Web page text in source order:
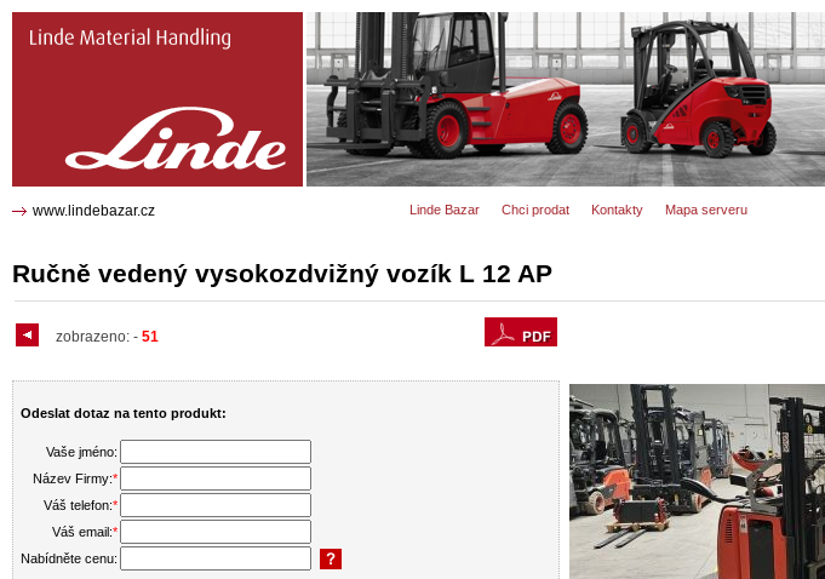
vozík 1223
Ručně vedený vysokozdvižný vozík L 12 AP
zobrazeno: - 51
Odeslat dotaz na tento produkt:
Vaše jméno:
Název Firmy:*
Váš telefon:*
Váš email:*
Nabídněte cenu:
Linde Bazar Chci prodat Kontakty Mapa serveru
www.lindebazar.cz